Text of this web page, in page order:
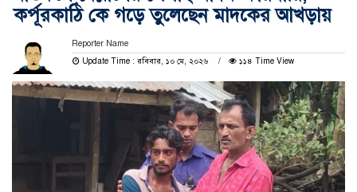
কর্পূরকাঠি কে গড়ে তুলেছেন মাদকের আখড়ায়
Reporter Name
Update Time : রবিবার, ১০ মে, ২০২৬
১১৪ Time View